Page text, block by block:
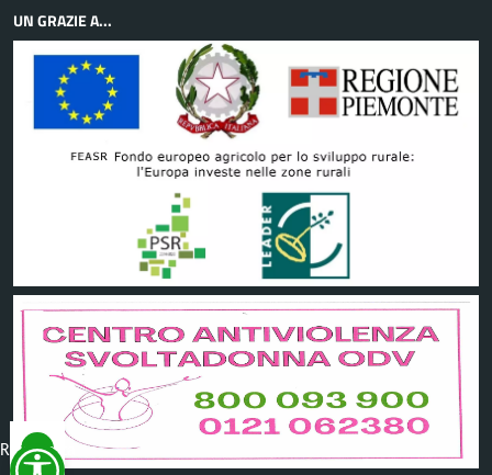
UN GRAZIE A...
Reimposta
tutto